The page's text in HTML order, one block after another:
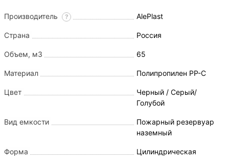
Производитель ? AlePlast
Страна Россия
Объем, м3 65
Материал Полипропилен PP-C
Цвет
Черный / Серый/
Голубой
Вид емкости
Пожарный резервуар
наземный
Форма Цилиндрическая